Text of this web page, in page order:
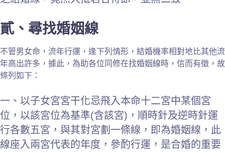
貳、尋找婚姻線
不管男女命，流年行運，逢下列情形，結婚機率相對地比其他流
年高出許多，據此，為助各位同修在找婚姻線時，信而有徵，故
條列如下：
一、以子女宮宮干化忌飛入本命十二宮中某個宮
位，以該宮位為基準(含該宮)，順時針及逆時針運
行各數五宮，與其對宮劃一條線，即為婚姻線，此
線座入兩宮代表的年度，參酌行運，是合婚的重要